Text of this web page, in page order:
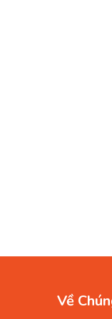
Về